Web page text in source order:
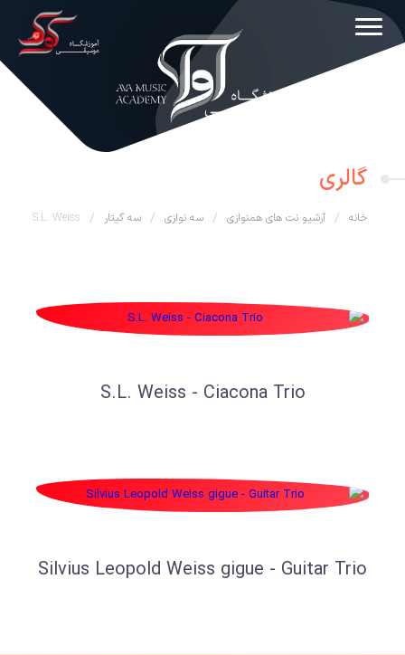
گالری
خانه / آرشیو نت های همنوازی / سه نوازی / سه گیتار /
S.L. Weiss
S.L. Weiss - Ciacona Trio
Silvius Leopold Weiss gigue - Guitar Trio